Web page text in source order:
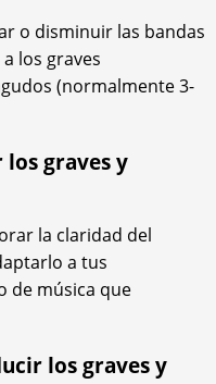
o disminuir las bandas
los graves
(normalmente 3-
los graves y
la claridad del
a tus
de música que
los graves y